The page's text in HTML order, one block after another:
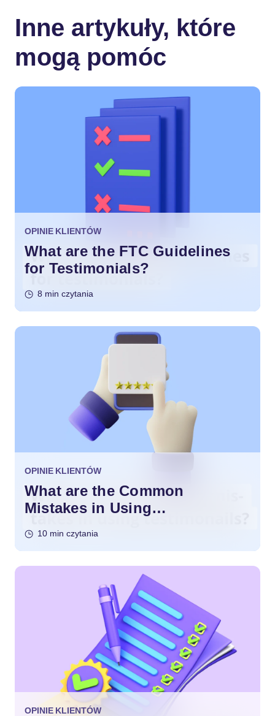
Inne artykuły, które
mogą pomóc
OPINIE KLIENTÓW
What are the FTC Guidelines
for Testimonials?
8 min czytania
OPINIE KLIENTÓW
What are the Common
Mistakes in Using
10 min czytania
OPINIE KLIENTÓW